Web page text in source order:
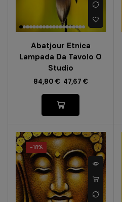
Abatjour Etnica
Lampada Da Tavolo O
Studio
84,80€ 47,67 €
-18%